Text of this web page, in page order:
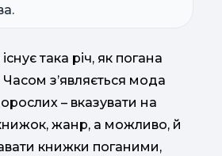
така річ, як погана
з’являється мода
– вказувати на
жанр, а можливо, й
книжки поганими,